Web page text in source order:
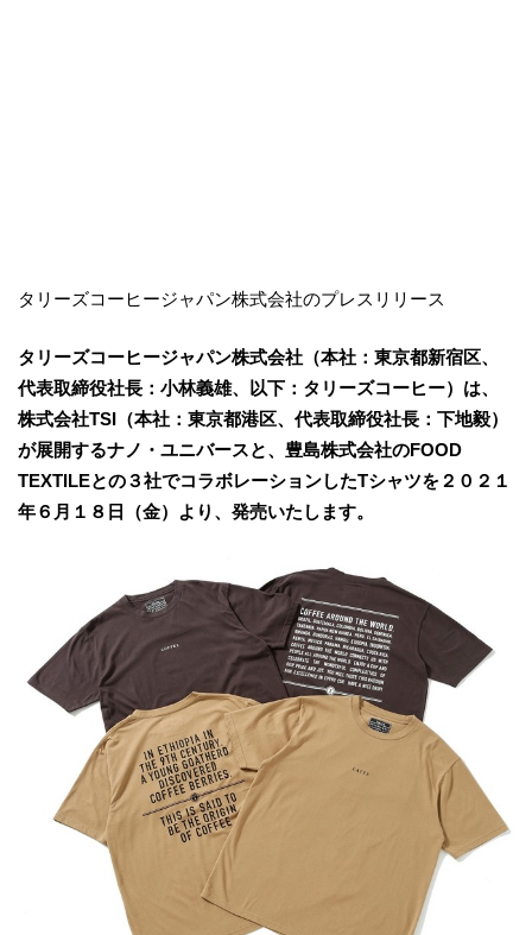
タリーズコーヒージャパン株式会社のプレスリリース
タリーズコーヒージャパン株式会社（本社：東京都新宿区、
代表取締役社長：小林義雄、以下：タリーズコーヒー）は、
株式会社TSI（本社：東京都港区、代表取締役社長：下地毅）
が展開するナノ・ユニバースと、豊島株式会社のFOOD
TEXTILEとの３社でコラボレーションしたTシャツを２０２１
年６月１８日（金）より、発売いたします。